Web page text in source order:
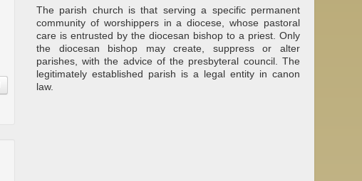
The parish church is that serving a specific permanent
community of worshippers in a diocese, whose pastoral
care is entrusted by the diocesan bishop to a priest. Only
the diocesan bishop may create, suppress or alter
parishes, with the advice of the presbyteral council. The
legitimately established parish is a legal entity in canon
law.